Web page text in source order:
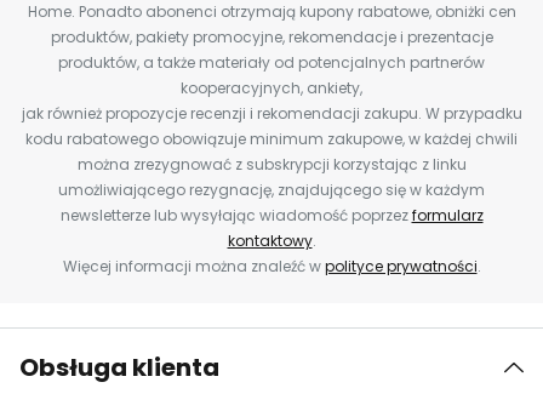
Home. Ponadto abonenci otrzymają kupony rabatowe, obniżki cen
produktów, pakiety promocyjne, rekomendacje i prezentacje
produktów, a także materiały od potencjalnych partnerów
kooperacyjnych, ankiety,
jak również propozycje recenzji i rekomendacji zakupu. W przypadku
kodu rabatowego obowiązuje minimum zakupowe, w każdej chwili
można zrezygnować z subskrypcji korzystając z linku
umożliwiającego rezygnację, znajdującego się w każdym
newsletterze lub wysyłając wiadomość poprzezformularz
kontaktowy.
Więcej informacji można znaleźć wpolityce prywatności.
Obsługa klienta